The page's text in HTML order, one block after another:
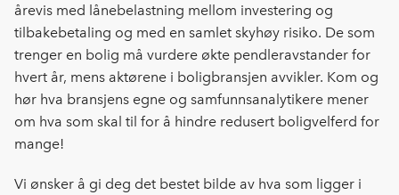
årevis med lånebelastning mellom investering og
tilbakebetaling og med en samlet skyhøy risiko. De som
trenger en bolig må vurdere økte pendleravstander for
hvert år, mens aktørene i boligbransjen avvikler. Kom og
hør hva bransjens egne og samfunnsanalytikere mener
om hva som skal til for å hindre redusert boligvelferd for
mange!
Vi ønsker å gi deg det bestet bilde av hva som ligger i